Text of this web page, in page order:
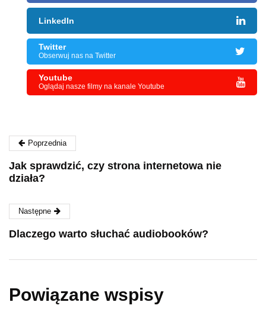
LinkedIn
Twitter
Obserwuj nas na Twitter
Youtube
Oglądaj nasze filmy na kanale Youtube
Poprzednia
Jak sprawdzić, czy strona internetowa nie
działa?
Następne
Dlaczego warto słuchać audiobooków?
Powiązane wspisy